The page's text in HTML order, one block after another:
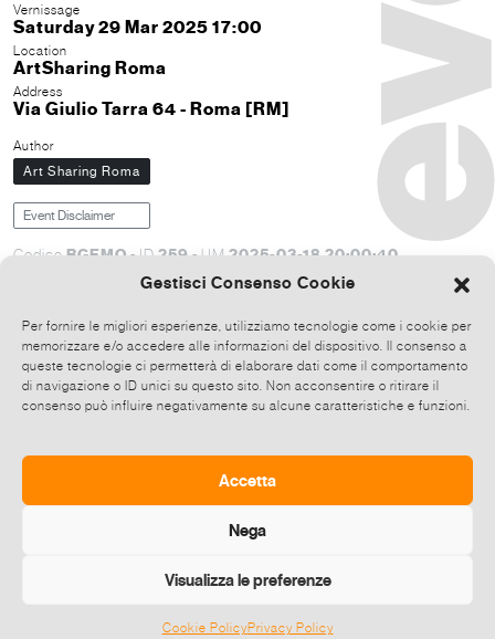
Gestisci Consenso Cookie
Per fornire le migliori esperienze, utilizziamo tecnologie come i cookie per
memorizzare e/o accedere alle informazioni del dispositivo. Il consenso a
queste tecnologie ci permetterà di elaborare dati come il comportamento
di navigazione o ID unici su questo sito. Non acconsentire o ritirare il
consenso può influire negativamente su alcune caratteristiche e funzioni.
Accetta
Nega
Visualizza le preferenze
Cookie PolicyPrivacy Policy
Vernissage
Saturday 29 Mar 2025 17:00
Location
ArtSharing Roma
Address
Via Giulio Tarra 64 - Roma [RM]
Author
Art Sharing Roma
Event Disclaimer
CodiceBGEMQ- ID259- UM2025-03-18 20:00:40
Penelope Filacchione ArtSharing Roma, via Giulio Tarra 64
– 00151 Opening: sabato 29 marzo ore 17-21 Sabato 5 aprile
ore 18: presentazione del libro Paesaggi ricomposti, Silvana
editoriale. Conversazione con l’autore. La mostra aderisce
a Strade dell’arte a Monteverde con apertura straordinaria
sabato ore 17-20 Altri orari su appuntamento Contatti:
artsharing.roma@gmail.com 338-9409180 Ufficio stampa:
ufficiostampa@artsharingroma.it Ingresso gratuito |
Broadcast this event
©2026 E-zine